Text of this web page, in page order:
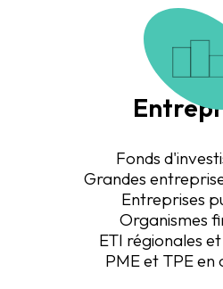
Fonds
Grandes
Entreprises
Organismes
ETI régionales
PME et TPE en